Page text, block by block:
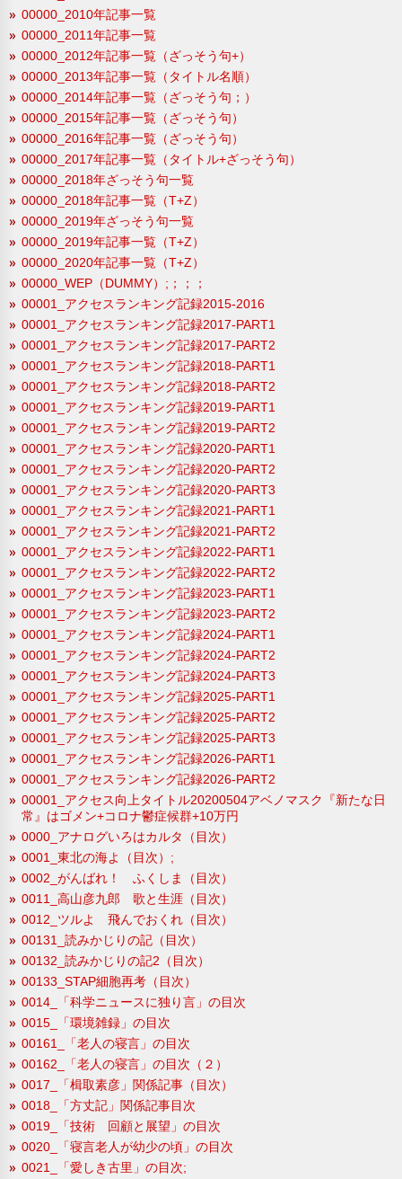
00000_2010年記事一覧
00000_2011年記事一覧
00000_2012年記事一覧（ざっそう句+）
00000_2013年記事一覧（タイトル名順）
00000_2014年記事一覧（ざっそう句；）
00000_2015年記事一覧（ざっそう句）
00000_2016年記事一覧（ざっそう句）
00000_2017年記事一覧（タイトル+ざっそう句）
00000_2018年ざっそう句一覧
00000_2018年記事一覧（T+Z）
00000_2019年ざっそう句一覧
00000_2019年記事一覧（T+Z）
00000_2020年記事一覧（T+Z）
00000_WEP（DUMMY）;；；；
00001_アクセスランキング記録2015-2016
00001_アクセスランキング記録2017-PART1
00001_アクセスランキング記録2017-PART2
00001_アクセスランキング記録2018-PART1
00001_アクセスランキング記録2018-PART2
00001_アクセスランキング記録2019-PART1
00001_アクセスランキング記録2019-PART2
00001_アクセスランキング記録2020-PART1
00001_アクセスランキング記録2020-PART2
00001_アクセスランキング記録2020-PART3
00001_アクセスランキング記録2021-PART1
00001_アクセスランキング記録2021-PART2
00001_アクセスランキング記録2022-PART1
00001_アクセスランキング記録2022-PART2
00001_アクセスランキング記録2023-PART1
00001_アクセスランキング記録2023-PART2
00001_アクセスランキング記録2024-PART1
00001_アクセスランキング記録2024-PART2
00001_アクセスランキング記録2024-PART3
00001_アクセスランキング記録2025-PART1
00001_アクセスランキング記録2025-PART2
00001_アクセスランキング記録2025-PART3
00001_アクセスランキング記録2026-PART1
00001_アクセスランキング記録2026-PART2
00001_アクセス向上タイトル20200504アベノマスク『新たな日
常』はゴメン+コロナ鬱症候群+10万円
0000_アナログいろはカルタ（目次）
0001_東北の海よ（目次）;
0002_がんばれ！ ふくしま（目次）
0011_高山彦九郎 歌と生涯（目次）
0012_ツルよ 飛んでおくれ（目次）
00131_読みかじりの記（目次）
00132_読みかじりの記2（目次）
00133_STAP細胞再考（目次）
0014_「科学ニュースに独り言」の目次
0015_「環境雑録」の目次
00161_「老人の寝言」の目次
00162_「老人の寝言」の目次（２）
0017_「楫取素彦」関係記事（目次）
0018_「方丈記」関係記事目次
0019_「技術 回顧と展望」の目次
0020_「寝言老人が幼少の頃」の目次
0021_「愛しき古里」の目次;